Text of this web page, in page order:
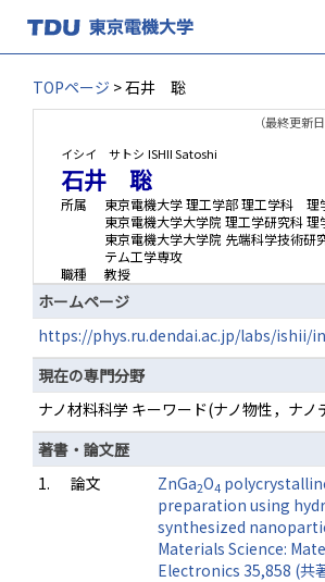
TOPページ > 石井 聡
（最終更新
イシイ サトシ ISHII Satoshi
石井 聡
所属
東京電機大学 理工学部 理工学科 理
東京電機大学大学院 理工学研究科 理
東京電機大学大学院 先端科学技術研
テム工学専攻
職種
教授
ホームページ
https://phys.ru.dendai.ac.jp/labs/ishii/
現在の専門分野
ナノ材料科学 キーワード(ナノ物性，ナノ
著書・論文歴
1.
論文 ZnGa2O4
preparation using
synthesized
Materials Science:
Electronics 35,858 (共